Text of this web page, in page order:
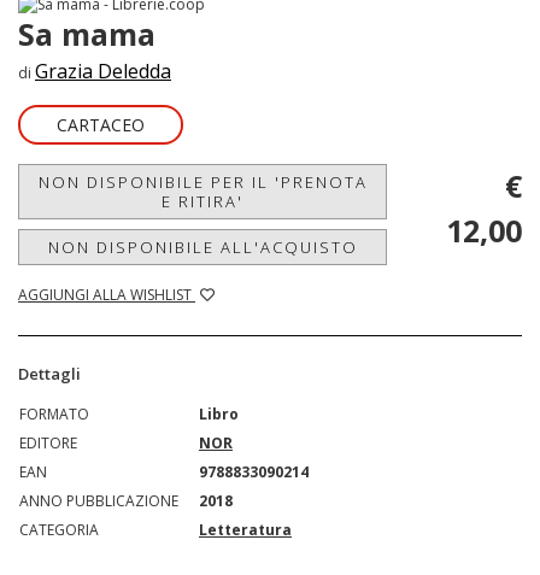
Sa mama
di Grazia Deledda
CARTACEO
NON DISPONIBILE PER IL 'PRENOTA
E RITIRA'
NON DISPONIBILE ALL'ACQUISTO
AGGIUNGI ALLA WISHLIST
€
12,00
Dettagli
FORMATO
Libro
EDITORE
NOR
EAN
9788833090214
ANNO PUBBLICAZIONE
2018
CATEGORIA
Letteratura